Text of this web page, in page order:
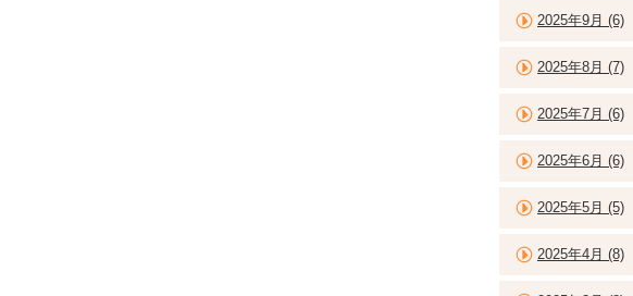
2025年9月 (6)
2025年8月 (7)
2025年7月 (6)
2025年6月 (6)
2025年5月 (5)
2025年4月 (8)